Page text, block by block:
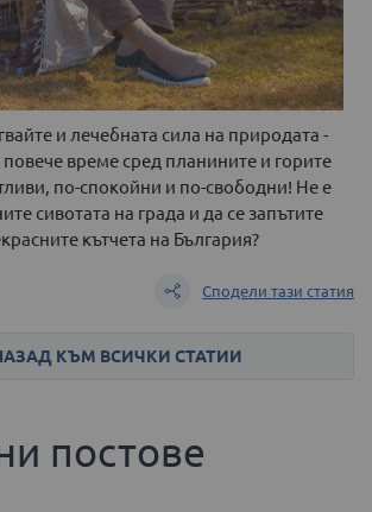
и лечебната сила на природата -
време сред планините и горите
по-спокойни и по-свободни! Не е
сивотата на града и да се запътите
кътчета на България?
Сподели тази статия
КЪМ ВСИЧКИ СТАТИИ
постове